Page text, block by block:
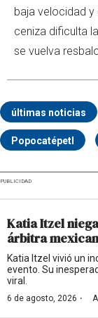
baja velocidad y
ceniza dificulta
se vuelva
últimas noticias
Popocatépetl
PUBLICIDAD
Katia Itzel
árbitra
Katia Itzel vivió un
evento. Su
viral.
6 de agosto, 2026 ·